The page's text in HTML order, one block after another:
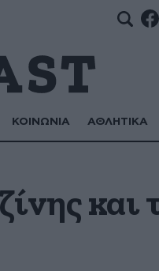
ΚΟΙΝΩΝΙΑ ΑΘΛΗΤΙΚΑ
και